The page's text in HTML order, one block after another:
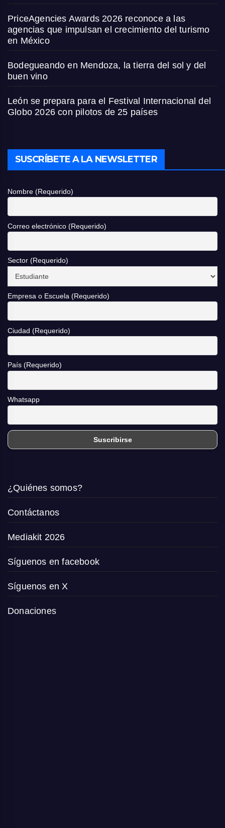
PriceAgencies Awards 2026 reconoce a las
agencias que impulsan el crecimiento del turismo
en México
Bodegueando en Mendoza, la tierra del sol y del
buen vino
León se prepara para el Festival Internacional del
Globo 2026 con pilotos de 25 países
SUSCRÍBETE A LA NEWSLETTER
Nombre (Requerido)
Correo electrónico (Requerido)
Sector (Requerido)
Empresa o Escuela (Requerido)
Ciudad (Requerido)
País (Requerido)
Whatsapp
¿Quiénes somos?
Contáctanos
Mediakit 2026
Síguenos en facebook
Síguenos en X
Donaciones